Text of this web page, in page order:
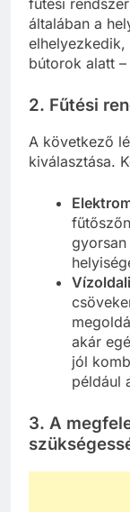
általában a
elhelyezkedik,
bútorok alatt
2. Fűtési
A következő
kiválasztása.
akár
jól
például
3. A